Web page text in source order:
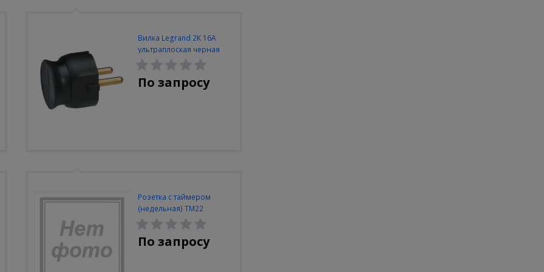
Вилка Legrand 2К 16А
ультраплоская черная
По запросу
Розетка с таймером
(недельная) ТМ22
По запросу